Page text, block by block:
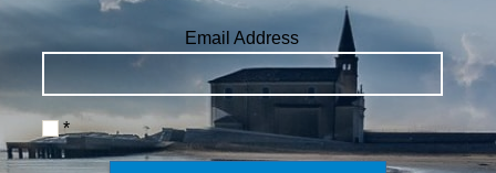
Email Address
*